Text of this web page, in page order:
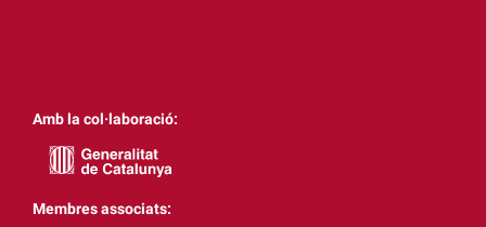
Amb la col·laboració:
Membres associats: